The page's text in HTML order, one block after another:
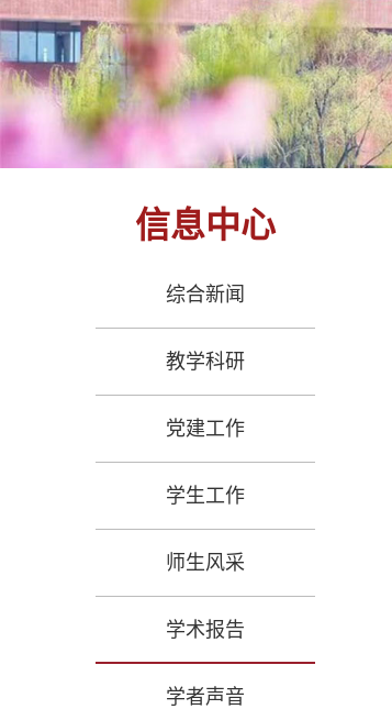
信息中心
综合新闻
教学科研
党建工作
学生工作
师生风采
学术报告
学者声音